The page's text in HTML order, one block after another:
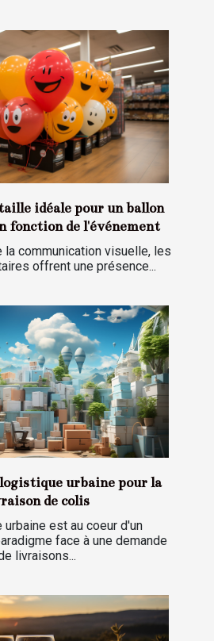
idéale pour un ballon
fonction de l'événement
la communication visuelle, les
offrent une présence...
urbaine pour la
de colis
est au coeur d'un
face à une demande
livraisons...